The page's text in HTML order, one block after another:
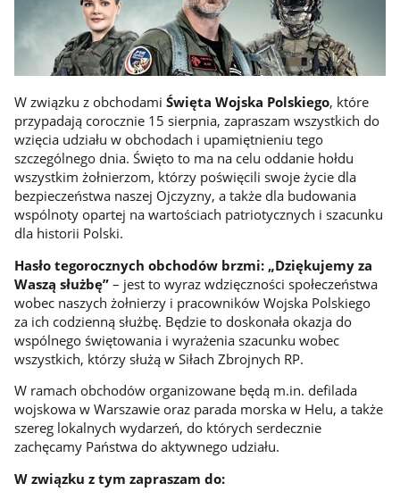
W związku z obchodami Święta Wojska Polskiego, które
przypadają corocznie 15 sierpnia, zapraszam wszystkich do
wzięcia udziału w obchodach i upamiętnieniu tego
szczególnego dnia. Święto to ma na celu oddanie hołdu
wszystkim żołnierzom, którzy poświęcili swoje życie dla
bezpieczeństwa naszej Ojczyzny, a także dla budowania
wspólnoty opartej na wartościach patriotycznych i szacunku
dla historii Polski.
Hasło tegorocznych obchodów brzmi: „Dziękujemy za
Waszą służbę”– jest to wyraz wdzięczności społeczeństwa
wobec naszych żołnierzy i pracowników Wojska Polskiego
za ich codzienną służbę. Będzie to doskonała okazja do
wspólnego świętowania i wyrażenia szacunku wobec
wszystkich, którzy służą w Siłach Zbrojnych RP.
W ramach obchodów organizowane będą m.in. defilada
wojskowa w Warszawie oraz parada morska w Helu, a także
szereg lokalnych wydarzeń, do których serdecznie
zachęcamy Państwa do aktywnego udziału.
W związku z tym zapraszam do: